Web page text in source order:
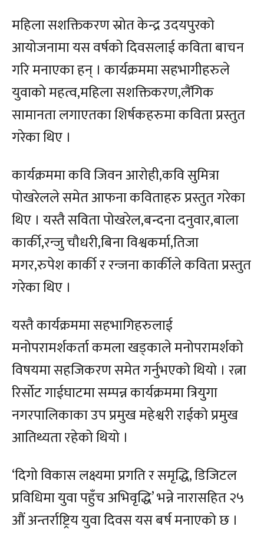
महिला सशक्तिकरण स्रोत केन्द्र उदयपुरको
आयोजनामा यस वर्षको दिवसलाई कविता बाचन
गरि मनाएका हन् । कार्यक्रममा सहभागीहरुले
युवाको महत्व,महिला सशक्तिकरण,लैंगिक
सामानता लगाएतका शिर्षकहरुमा कविता प्रस्तुत
गरेका थिए ।
कार्यक्रममा कवि जिवन आरोही,कवि सुमित्रा
पोखरेलले समेत आफना कविताहरु प्रस्तुत गरेका
थिए । यस्तै सविता पोखरेल,बन्दना दनुवार,बाला
कार्की,रन्जु चौधरी,बिना विश्वकर्मा,तिजा
मगर,रुपेश कार्की र रन्जना कार्कीले कविता प्रस्तुत
गरेका थिए ।
यस्तै कार्यक्रममा सहभागिहरुलाई
मनोपरामर्शकर्ता कमला खड्काले मनोपरामर्शको
विषयमा सहजिकरण समेत गर्नुभएको थियो । रत्ना
रिर्सोट गाईघाटमा सम्पन्न कार्यक्रममा त्रियुगा
नगरपालिकाका उप प्रमुख महेश्वरी राईको प्रमुख
आतिथ्यता रहेको थियो ।
‘दिगो विकास लक्ष्यमा प्रगति र समृद्धि, डिजिटल
प्रविधिमा युवा पहुँच अभिवृद्धि’ भन्ने नारासहित २५
औं अन्तर्राष्ट्रिय युवा दिवस यस बर्ष मनाएको छ ।